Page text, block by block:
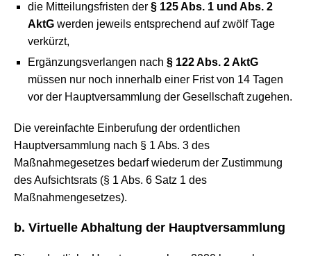
die Mitteilungsfristen der § 125 Abs. 1 und Abs. 2
AktG werden jeweils entsprechend auf zwölf Tage
verkürzt,
Ergänzungsverlangen nach § 122 Abs. 2 AktG
müssen nur noch innerhalb einer Frist von 14 Tagen
vor der Hauptversammlung der Gesellschaft zugehen.
Die vereinfachte Einberufung der ordentlichen
Hauptversammlung nach § 1 Abs. 3 des
Maßnahmegesetzes bedarf wiederum der Zustimmung
des Aufsichtsrats (§ 1 Abs. 6 Satz 1 des
Maßnahmengesetzes).
b. Virtuelle Abhaltung der Hauptversammlung